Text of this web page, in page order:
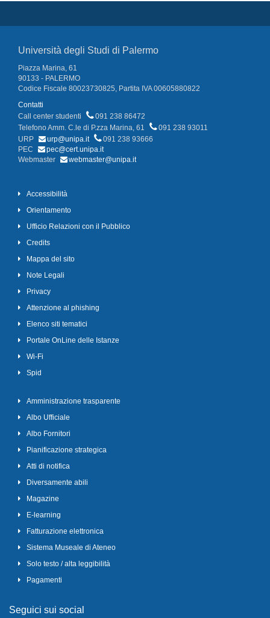
Università degli Studi di Palermo
Piazza Marina, 61
90133 - PALERMO
Codice Fiscale 80023730825, Partita IVA 00605880822
Contatti
Call center studenti
091 238 86472
Telefono Amm. C.le di P.zza Marina, 61
091 238 93011
URP
urp@unipa.it
091 238 93666
PEC
pec@cert.unipa.it
Webmaster
webmaster@unipa.it
Accessibilità
Orientamento
Ufficio Relazioni con il Pubblico
Credits
Mappa del sito
Note Legali
Privacy
Attenzione al phishing
Elenco siti tematici
Portale OnLine delle Istanze
Wi-Fi
Spid
Amministrazione trasparente
Albo Ufficiale
Albo Fornitori
Pianificazione strategica
Atti di notifica
Diversamente abili
Magazine
E-learning
Fatturazione elettronica
Sistema Museale di Ateneo
Solo testo / alta leggibilità
Pagamenti
Seguici sui social